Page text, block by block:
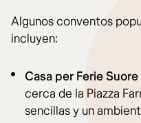
Algunos conventos
incluyen:
Casa per Ferie
cerca de la Piazza
sencillas y un